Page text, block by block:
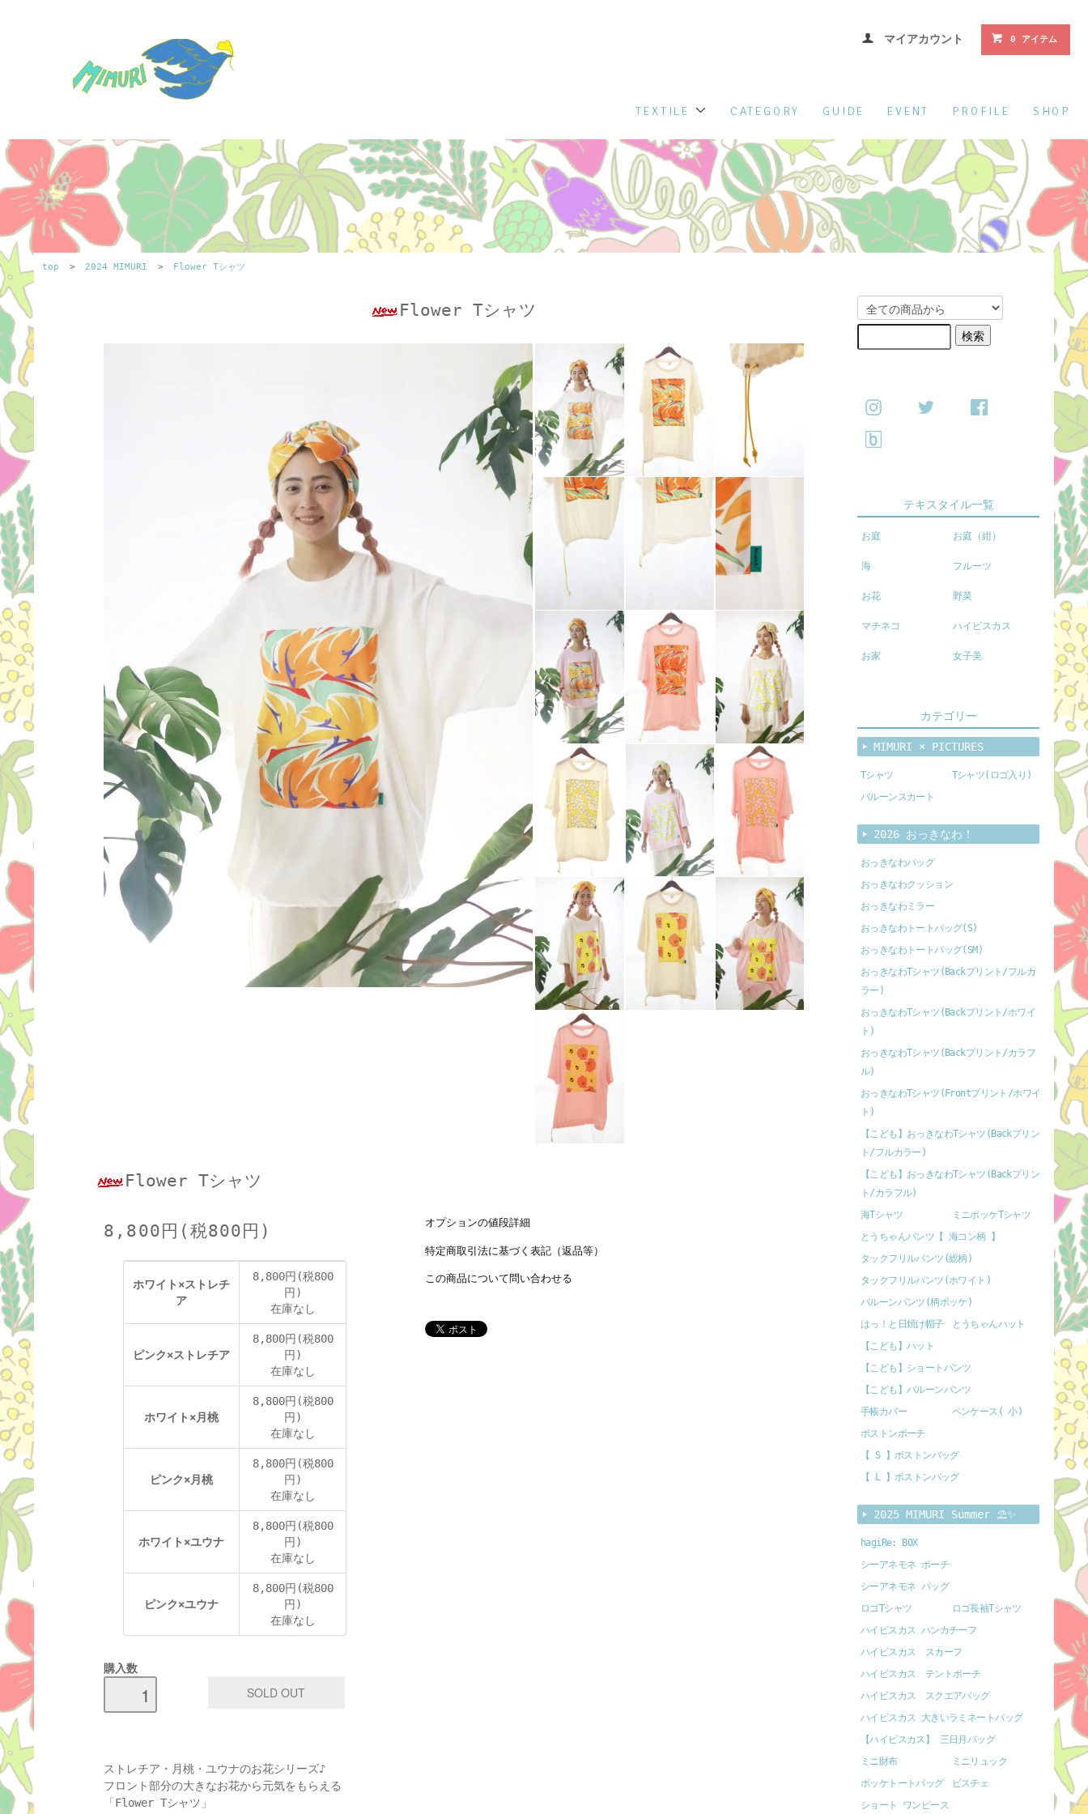
マイアカウント 0 アイテム
SHOP
PROFILE
EVENT
GUIDE
CATEGORY
TEXTILE
top > 2024 MIMURI > Flower Tシャツ
Flower Tシャツ
Flower Tシャツ
8,800円(税800円)
ホワイト×ストレチ
ア
8,800円(税800
円)
在庫なし
ピンク×ストレチア
8,800円(税800
円)
在庫なし
ホワイト×月桃
8,800円(税800
円)
在庫なし
ピンク×月桃
8,800円(税800
円)
在庫なし
ホワイト×ユウナ
8,800円(税800
円)
在庫なし
ピンク×ユウナ
8,800円(税800
円)
在庫なし
購入数
オプションの値段詳細
特定商取引法に基づく表記（返品等）
この商品について問い合わせる
ストレチア・月桃・ユウナのお花シリーズ♪
フロント部分の大きなお花から元気をもらえる
「Flower Tシャツ」
テキスタイル一覧
お庭 お庭（紺）
海 フルーツ
お花 野菜
マチネコ ハイビスカス
お家 女子美
カテゴリー
MIMURI × PICTURES
Tシャツ
Tシャツ(ロゴ入り)
バルーンスカート
2026 おっきなわ！
おっきなわバッグ
おっきなわクッション
おっきなわミラー
おっきなわトートバッグ(S)
おっきなわトートバッグ(SM)
おっきなわTシャツ(Backプリント/フルカ
ラー)
おっきなわTシャツ(Backプリント/ホワイ
ト)
おっきなわTシャツ(Backプリント/カラフ
ル)
おっきなわTシャツ(Frontプリント/ホワイ
ト)
【こども】おっきなわTシャツ(Backプリン
ト/フルカラー)
【こども】おっきなわTシャツ(Backプリン
ト/カラフル)
海Tシャツ
ミニポッケTシャツ
とうちゃんパンツ【 海コン柄 】
タックフリルパンツ(総柄)
タックフリルパンツ(ホワイト)
バルーンパンツ(柄ポッケ)
はっ！と日焼け帽子
とうちゃんハット
【こども】ハット
【こども】ショートパンツ
【こども】バルーンパンツ
手帳カバー
ペンケース( 小)
ボストンポーチ
【 S 】ボストンバッグ
【 L 】ボストンバッグ
2025 MIMURI Summer ⛱️✨
hagiRe: BOX
シーアネモネ ポーチ
シーアネモネ バッグ
ロゴTシャツ
ロゴ長袖Tシャツ
ハイビスカス ハンカチーフ
ハイビスカス スカーフ
ハイビスカス テントポーチ
ハイビスカス スクエアバッグ
ハイビスカス 大きいラミネートバッグ
【ハイビスカス】 三日月バッグ
ミニ財布
ミニリュック
ポッケトートバッグ
ビスチェ
ショート ワンピース